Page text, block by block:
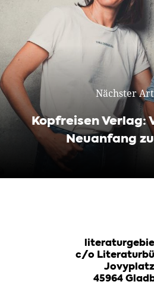
Nächster
Kopfreisen Verlag:
Neuanfang
c/o
45964